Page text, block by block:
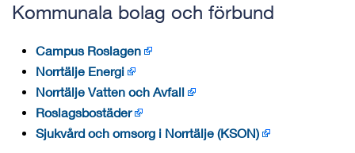
Kommunala bolag och förbund
Campus Roslagen
Norrtälje Energi
Norrtälje Vatten och Avfall
Roslagsbostäder
Sjukvård och omsorg i Norrtälje (KSON)